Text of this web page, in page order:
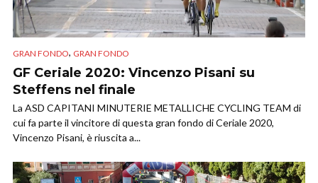
GRAN FONDO, GRAN FONDO
GF Ceriale 2020: Vincenzo Pisani su
Steffens nel finale
La ASD CAPITANI MINUTERIE METALLICHE CYCLING TEAM di
cui fa parte il vincitore di questa gran fondo di Ceriale 2020,
Vincenzo Pisani, è riuscita a...